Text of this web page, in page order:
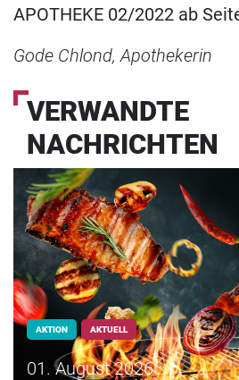
APOTHEKE 02/2022 ab
Gode Chlond, Apothekerin
VERWANDTE
NACHRICHTEN
AKTION AKTUELL
01. August 2026